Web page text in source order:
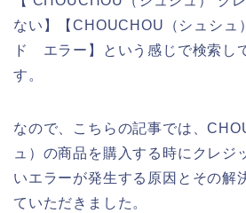
ない】【CHOUCHOU（シュシュ
ド エラー】という感じで検索し
す。
なので、こちらの記事では、
ュ）の商品を購入する時にクレジ
いエラーが発生する原因とその解
ていただきました。